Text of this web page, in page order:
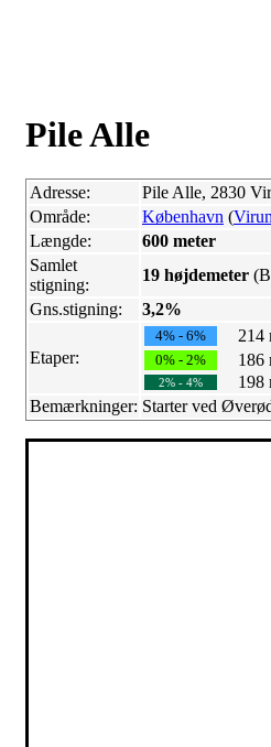
Pile Alle
Adresse:
Pile Alle, 2830
Område:
København (
Længde:
600 meter
Samlet
stigning:
19 højdemeter
Gns.stigning:
3,2%
Etaper:
4% - 6% 214
0% - 2% 186
2% - 4%
198
Bemærkninger: Starter ved